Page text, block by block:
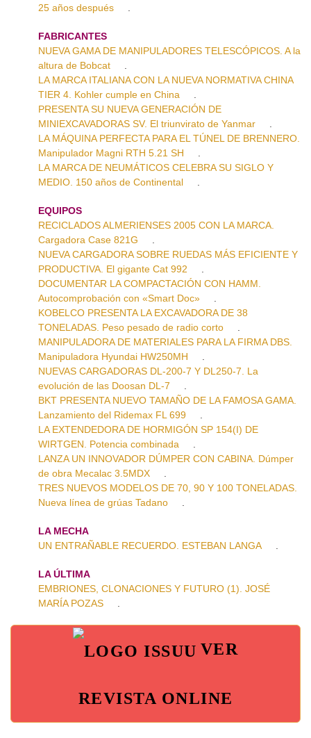
25 años después
FABRICANTES
NUEVA GAMA DE MANIPULADORES TELESCÓPICOS. A la
altura de Bobcat
LA MARCA ITALIANA CON LA NUEVA NORMATIVA CHINA
TIER 4. Kohler cumple en China
PRESENTA SU NUEVA GENERACIÓN DE
MINIEXCAVADORAS SV. El triunvirato de Yanmar
LA MÁQUINA PERFECTA PARA EL TÚNEL DE BRENNERO.
Manipulador Magni RTH 5.21 SH
LA MARCA DE NEUMÁTICOS CELEBRA SU SIGLO Y
MEDIO. 150 años de Continental
EQUIPOS
RECICLADOS ALMERIENSES 2005 CON LA MARCA.
Cargadora Case 821G
NUEVA CARGADORA SOBRE RUEDAS MÁS EFICIENTE Y
PRODUCTIVA. El gigante Cat 992
DOCUMENTAR LA COMPACTACIÓN CON HAMM.
Autocomprobación con «Smart Doc»
KOBELCO PRESENTA LA EXCAVADORA DE 38
TONELADAS. Peso pesado de radio corto
MANIPULADORA DE MATERIALES PARA LA FIRMA DBS.
Manipuladora Hyundai HW250MH
NUEVAS CARGADORAS DL-200-7 Y DL250-7. La
evolución de las Doosan DL-7
BKT PRESENTA NUEVO TAMAÑO DE LA FAMOSA GAMA.
Lanzamiento del Ridemax FL 699
LA EXTENDEDORA DE HORMIGÓN SP 154(I) DE
WIRTGEN. Potencia combinada
LANZA UN INNOVADOR DÚMPER CON CABINA. Dúmper
de obra Mecalac 3.5MDX
TRES NUEVOS MODELOS DE 70, 90 Y 100 TONELADAS.
Nueva línea de grúas Tadano
LA MECHA
UN ENTRAÑABLE RECUERDO. ESTEBAN LANGA
LA ÚLTIMA
EMBRIONES, CLONACIONES Y FUTURO (1). JOSÉ
MARÍA POZAS
VER
REVISTA ONLINE